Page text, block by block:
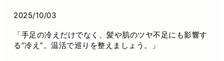
2025/10/03
「手足の冷えだけでなく、髪や肌のツヤ不足にも影響す
る“冷え”。温活で巡りを整えましょう。」